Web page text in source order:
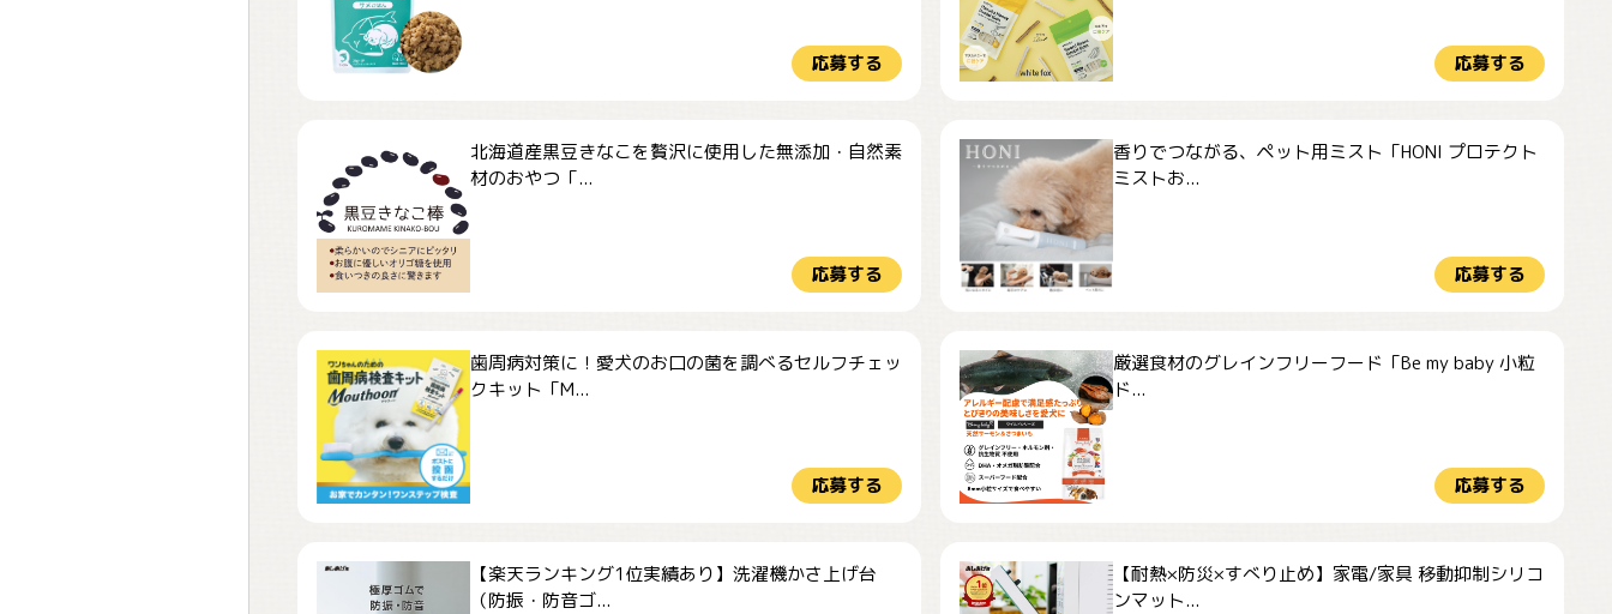
応募する 応募する
北海道産黒豆きなこを贅沢に使用した無添加・自然素
材のおやつ「...
応募する
香りでつながる、ペット用ミスト「HONI プロテクト
ミストお...
応募する
歯周病対策に！愛犬のお口の菌を調べるセルフチェッ
クキット「M...
応募する
厳選食材のグレインフリーフード「Be my baby 小粒
ド...
応募する
【楽天ランキング1位実績あり】洗濯機かさ上げ台
（防振・防音ゴ...
【耐熱×防災×すべり止め】家電/家具 移動抑制シリコ
ンマット...